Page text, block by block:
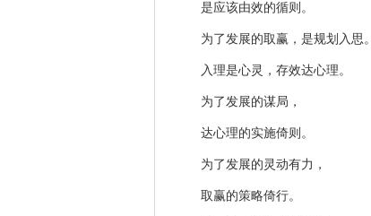
是应该由效的循则。
为了发展的取赢，是规划入思。
入理是心灵，存效达心理。
为了发展的谋局，
达心理的实施倚则。
为了发展的灵动有力，
取赢的策略倚行。